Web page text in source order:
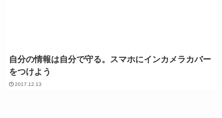
自分の情報は自分で守る。スマホにインカメラカバー
をつけよう
2017.12.13